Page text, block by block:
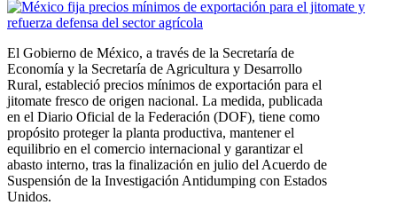
El Gobierno de México, a través de la Secretaría de
Economía y la Secretaría de Agricultura y Desarrollo
Rural, estableció precios mínimos de exportación para el
jitomate fresco de origen nacional. La medida, publicada
en el Diario Oficial de la Federación (DOF), tiene como
propósito proteger la planta productiva, mantener el
equilibrio en el comercio internacional y garantizar el
abasto interno, tras la finalización en julio del Acuerdo de
Suspensión de la Investigación Antidumping con Estados
Unidos.